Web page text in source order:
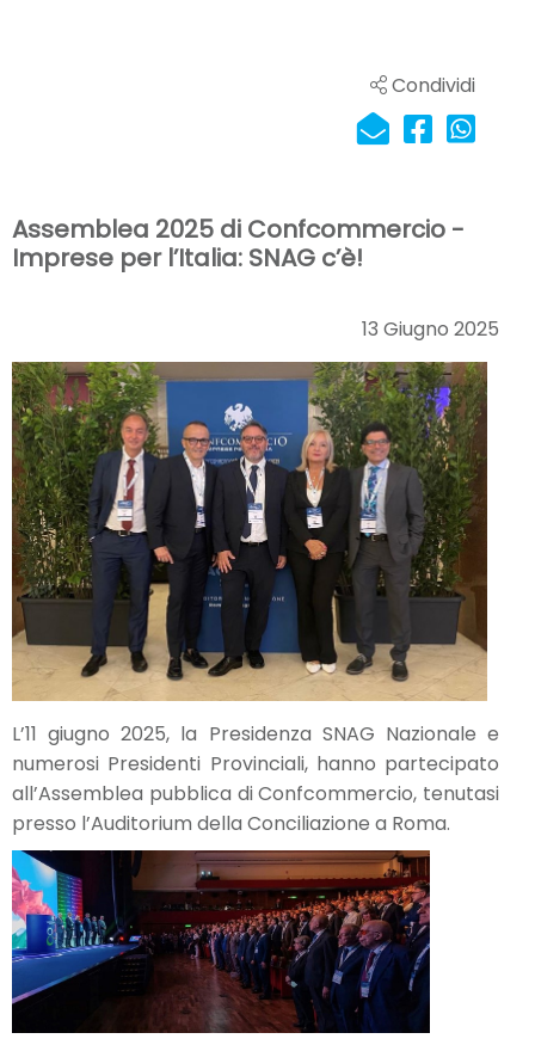
Condividi
Assemblea 2025 di Confcommercio -
Imprese per l’Italia: SNAG c’è!
13 Giugno 2025
L’11 giugno 2025, la Presidenza SNAG Nazionale e
numerosi Presidenti Provinciali, hanno partecipato
all’Assemblea pubblica di Confcommercio, tenutasi
presso l’Auditorium della Conciliazione a Roma.